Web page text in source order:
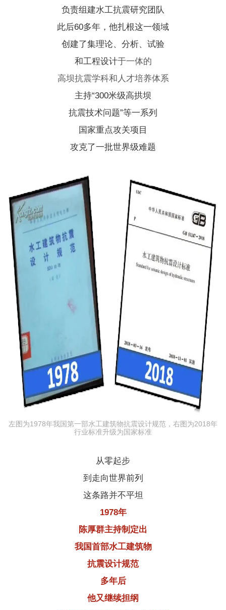
负责组建水工抗震研究团队
此后60多年，他扎根这一领域
创建了集理论、分析、试验
和工程设计于一体的
高坝抗震学科和人才培养体系
主持“300米级高拱坝
抗震技术问题”等一系列
国家重点攻关项目
攻克了一批世界级难题
左图为1978年我国第一部水工建筑物抗震设计规范，右图为2018年
行业标准升级为国家标准
从零起步
到走向世界前列
这条路并不平坦
1978年
陈厚群主持制定出
我国首部水工建筑物
抗震设计规范
多年后
他又继续担纲